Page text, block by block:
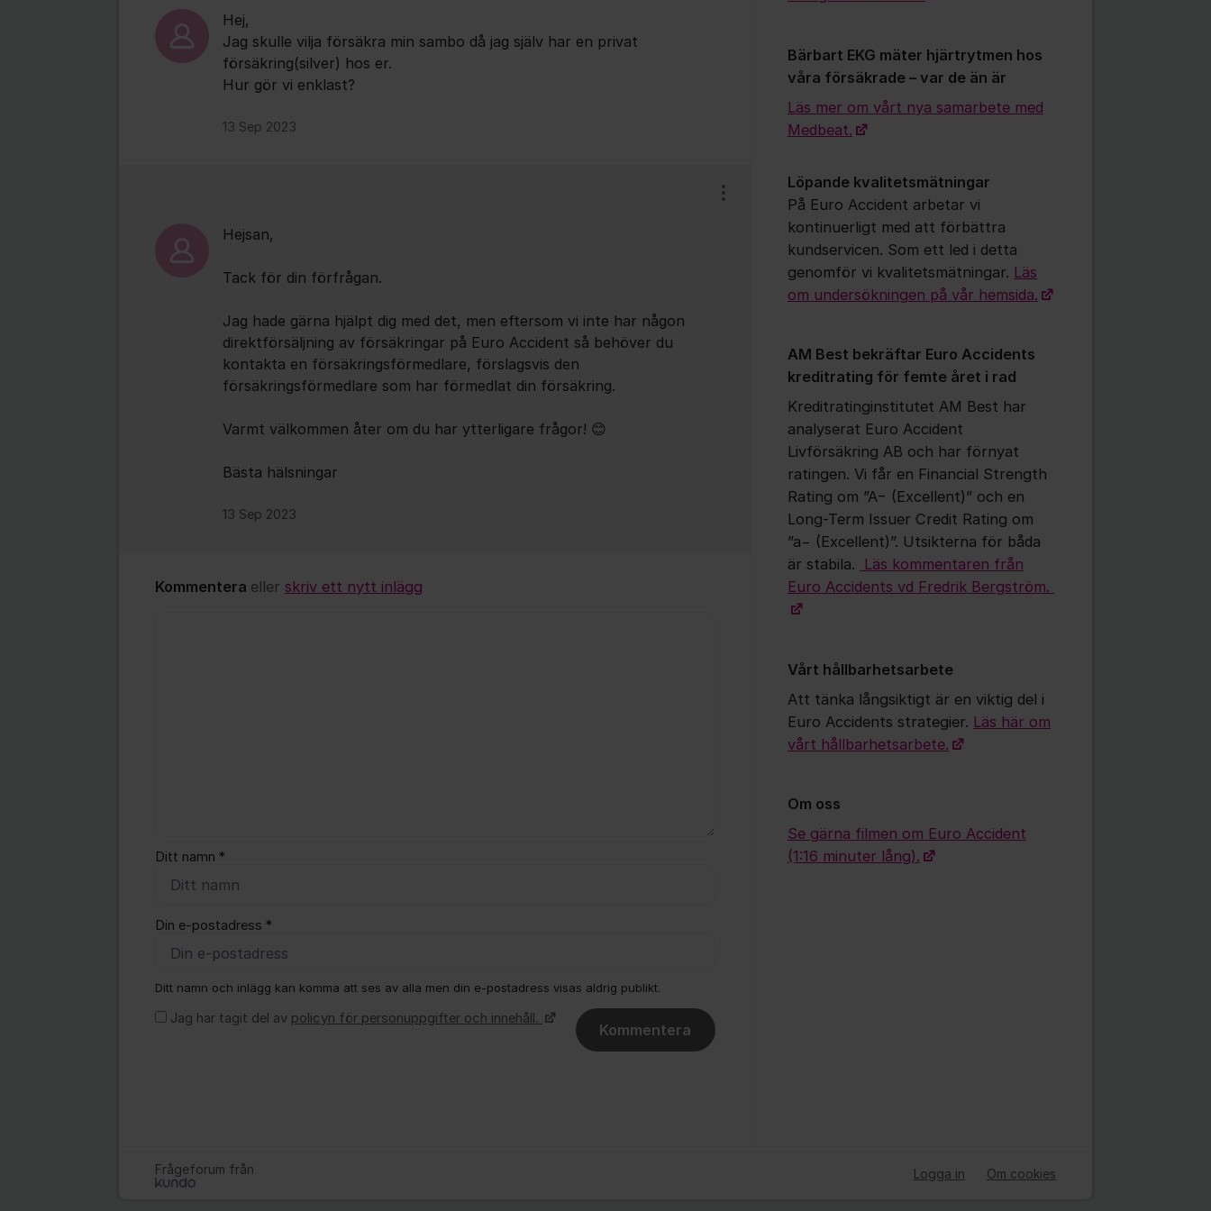
Hej,
Jag skulle vilja försäkra min sambo då jag själv har en privat
försäkring(silver) hos er.
Hur gör vi enklast?
13 Sep 2023
Hejsan,
Tack för din förfrågan.
Jag hade gärna hjälpt dig med det, men eftersom vi inte har någon
direktförsäljning av försäkringar på Euro Accident så behöver du
kontakta en försäkringsförmedlare, förslagsvis den
försäkringsförmedlare som har förmedlat din försäkring.
Varmt välkommen åter om du har ytterligare frågor! 😊
Bästa hälsningar
13 Sep 2023
Visa/dölj inställningar för inlägg/kommentar
Kommentera eller skriv ett nytt inlägg
Ditt namn *
Din e-postadress *
Ditt namn och inlägg kan komma att ses av alla men din e-postadress visas aldrig publikt.
Jag har tagit del av policyn för personuppgifter och innehåll.
Kommentera
Bärbart EKG mäter hjärtrytmen hos
våra försäkrade – var de än är
Läs mer om vårt nya samarbete med
Medbeat.
Löpande kvalitetsmätningar
På Euro Accident arbetar vi
kontinuerligt med att förbättra
kundservicen. Som ett led i detta
genomför vi kvalitetsmätningar. Läs
om undersökningen på vår hemsida.
AM Best bekräftar Euro Accidents
kreditrating för femte året i rad
Kreditratinginstitutet AM Best har
analyserat Euro Accident
Livförsäkring AB och har förnyat
ratingen. Vi får en Financial Strength
Rating om ”A− (Excellent)” och en
Long-Term Issuer Credit Rating om
”a− (Excellent)”. Utsikterna för båda
är stabila.
Läs kommentaren från
Euro Accidents vd Fredrik Bergström.
Vårt hållbarhetsarbete
Att tänka långsiktigt är en viktig del i
Euro Accidents strategier. Läs här om
vårt hållbarhetsarbete.
Om oss
Se gärna filmen om Euro Accident
(1:16 minuter lång).
Frågeforum från Logga in Om cookies